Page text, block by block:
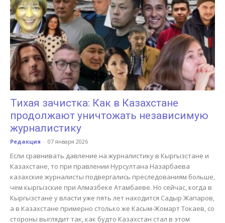
Тихая зачистка: Как в Казахстане
продолжают уничтожать независимую
журналистику
Редакция - 07 января 2026
Если сравнивать давление на журналистику в Кыргызстане и
Казахстане, то при правлении Нурсултана Назарбаева
казахские журналисты подвергались преследованиям больше,
чем кыргызские при Алмазбеке Атамбаеве. Но сейчас, когда в
Кыргызстане у власти уже пять лет находится Садыр Жапаров,
а в Казахстане примерно столько же Касым-Жомарт Токаев, со
стороны выглядит так, как будто Казахстан стал в этом